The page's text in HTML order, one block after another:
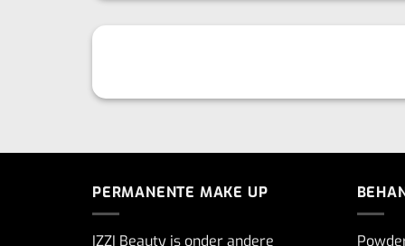
PERMANENTE MAKE UP
IZZI Beauty is onder andere